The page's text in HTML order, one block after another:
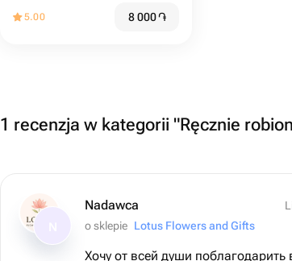
5.00 8 000֏
1 recenzja w kategorii "Ręcznie
Nadawca
o sklepie Lotus Flowers and Gifts
Хочу от всей души поблагодарить